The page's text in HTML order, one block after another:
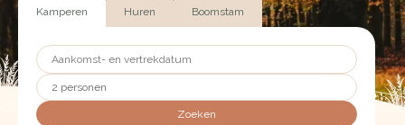
Kamperen Huren Boomstam
2 personen
Zoeken